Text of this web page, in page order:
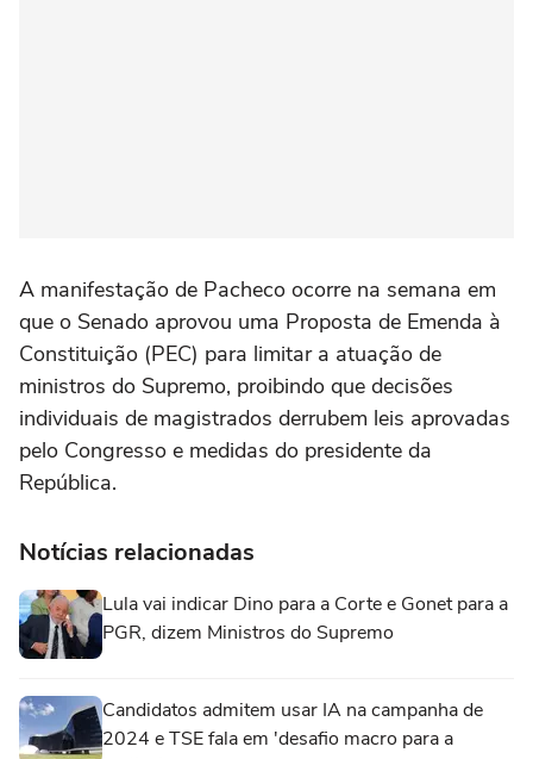
A manifestação de Pacheco ocorre na semana em
que o Senado aprovou uma Proposta de Emenda à
Constituição (PEC) para limitar a atuação de
ministros do Supremo, proibindo que decisões
individuais de magistrados derrubem leis aprovadas
pelo Congresso e medidas do presidente da
República.
Notícias relacionadas
Lula vai indicar Dino para a Corte e Gonet para a
PGR, dizem Ministros do Supremo
Candidatos admitem usar IA na campanha de
2024 e TSE fala em 'desafio macro para a